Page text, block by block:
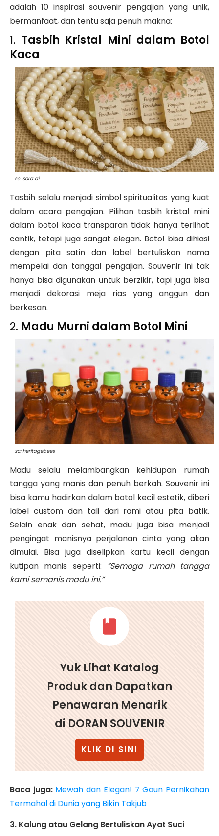
adalah 10 inspirasi souvenir pengajian yang unik,
bermanfaat, dan tentu saja penuh makna:
1. Tasbih Kristal Mini dalam Botol
Kaca
sc. sora ai
Tasbih selalu menjadi simbol spiritualitas yang kuat
dalam acara pengajian. Pilihan tasbih kristal mini
dalam botol kaca transparan tidak hanya terlihat
cantik, tetapi juga sangat elegan. Botol bisa dihiasi
dengan pita satin dan label bertuliskan nama
mempelai dan tanggal pengajian. Souvenir ini tak
hanya bisa digunakan untuk berzikir, tapi juga bisa
menjadi dekorasi meja rias yang anggun dan
berkesan.
2. Madu Murni dalam Botol Mini
sc: heritagebees
Madu selalu melambangkan kehidupan rumah
tangga yang manis dan penuh berkah. Souvenir ini
bisa kamu hadirkan dalam botol kecil estetik, diberi
label custom dan tali dari rami atau pita batik.
Selain enak dan sehat, madu juga bisa menjadi
pengingat manisnya perjalanan cinta yang akan
dimulai. Bisa juga diselipkan kartu kecil dengan
kutipan manis seperti: “Semoga rumah tangga
kami semanis madu ini.”
Yuk Lihat Katalog
Produk dan Dapatkan
Penawaran Menarik
di DORAN SOUVENIR
KLIK DI SINI
Baca juga: Mewah dan Elegan! 7 Gaun Pernikahan
Termahal di Dunia yang Bikin Takjub
3. Kalung atau Gelang Bertuliskan Ayat Suci